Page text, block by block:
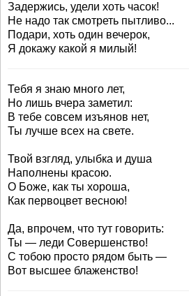
Задержись, удели хоть часок!
Не надо так смотреть пытливо...
Подари, хоть один вечерок,
Я докажу какой я милый!
Тебя я знаю много лет,
Но лишь вчера заметил:
В тебе совсем изъянов нет,
Ты лучше всех на свете.
Твой взгляд, улыбка и душа
Наполнены красою.
О Боже, как ты хороша,
Как первоцвет весною!
Да, впрочем, что тут говорить:
Ты — леди Совершенство!
С тобою просто рядом быть —
Вот высшее блаженство!